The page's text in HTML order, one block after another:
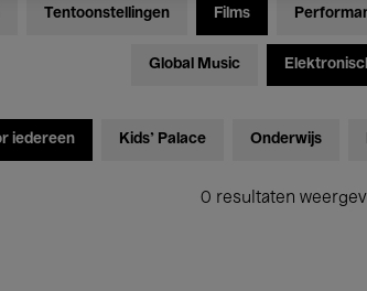
Tentoonstellingen Films
Global Music
iedereen Kids’ Palace Onderwijs
0 resultaten